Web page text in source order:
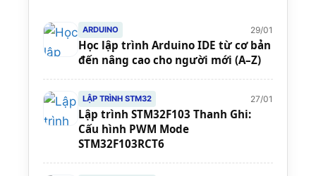
ARDUINO 29/01
Học lập trình Arduino IDE từ cơ bản
đến nâng cao cho người mới (A–Z)
LẬP TRÌNH STM32 27/01
Lập trình STM32F103 Thanh Ghi:
Cấu hình PWM Mode
STM32F103RCT6